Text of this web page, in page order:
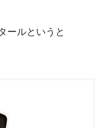
ールというと